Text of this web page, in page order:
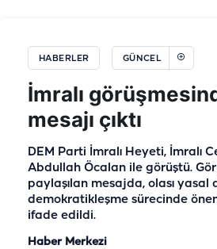
HABERLER GÜNCEL
İmralı
mesajı çıktı
DEM Parti İmralı Heyeti, İmralı
Abdullah Öcalan ile görüştü.
paylaşılan mesajda, olası yasal
demokratikleşme sürecinde
ifade edildi.
Haber Merkezi